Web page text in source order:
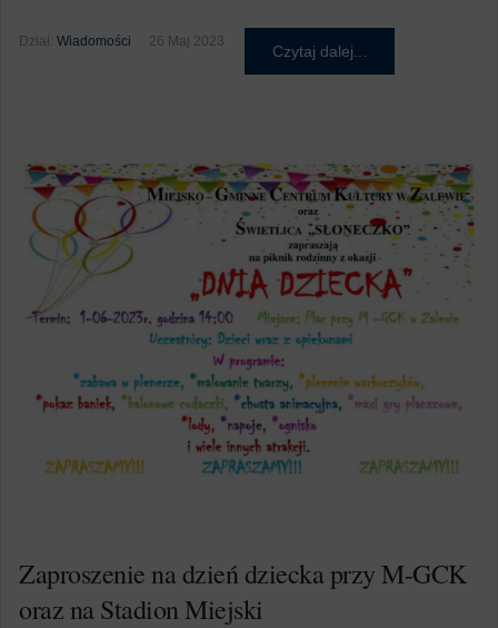
Dział: Wiadomości 26 Maj 2023
Czytaj dalej...
Zaproszenie na dzień dziecka przy M-GCK
oraz na Stadion Miejski